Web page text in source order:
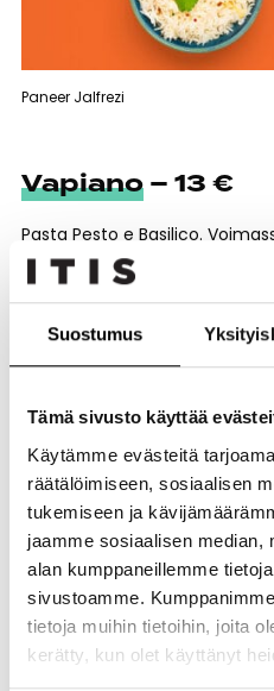
Suostumus
Tämä sivusto käyttää
Käytämme evästeitä
räätälöimiseen, sosiaalisen
tukemiseen ja
jaamme sosiaalisen median,
alan kumppaneillemme
sivustoamme.
tietoja muihin tietoihin, joita
kerätty, kun olet käyttänyt
Paneer Jalfrezi
Vapiano – 13 €
Pasta Pesto e Basilico.
Pasta Pesto e Basilico.